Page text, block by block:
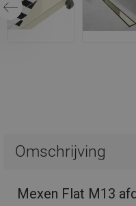
Omschrijving
Mexen Flat M13